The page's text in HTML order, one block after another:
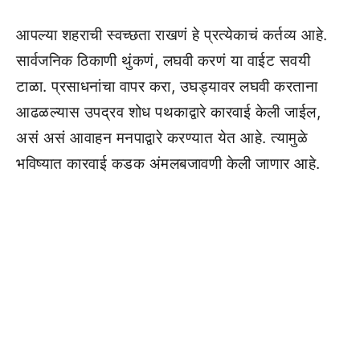
आपल्या शहराची स्वच्छता राखणं हे प्रत्येकाचं कर्तव्य आहे.
सार्वजनिक ठिकाणी थुंकणं, लघवी करणं या वाईट सवयी
टाळा. प्रसाधनांचा वापर करा, उघड्यावर लघवी करताना
आढळल्यास उपद्रव शोध पथकाद्वारे कारवाई केली जाईल,
असं असं आवाहन मनपाद्वारे करण्यात येत आहे. त्यामुळे
भविष्यात कारवाई कडक अंमलबजावणी केली जाणार आहे.